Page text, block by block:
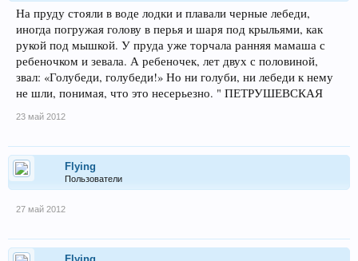
На пруду стояли в воде лодки и плавали черные лебеди,
иногда погружая голову в перья и шаря под крыльями, как
рукой под мышкой. У пруда уже торчала ранняя мамаша с
ребеночком и зевала. А ребеночек, лет двух с половиной,
звал: «Голубеди, голубеди!» Но ни голуби, ни лебеди к нему
не шли, понимая, что это несерьезно. " ПЕТРУШЕВСКАЯ
23 май 2012
Flying
Пользователи
27 май 2012